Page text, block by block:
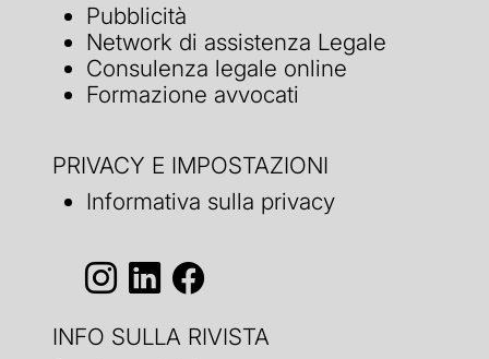
Pubblicità
Network di assistenza Legale
Consulenza legale online
Formazione avvocati
PRIVACY E IMPOSTAZIONI
Informativa sulla privacy
INFO SULLA RIVISTA